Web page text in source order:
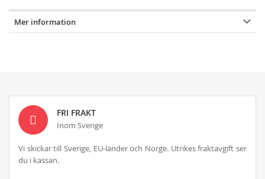
Mer information
FRI FRAKT
Inom Sverige
Vi skickar till Sverige, EU-länder och Norge. Utrikes fraktavgift ser
du i kassan.